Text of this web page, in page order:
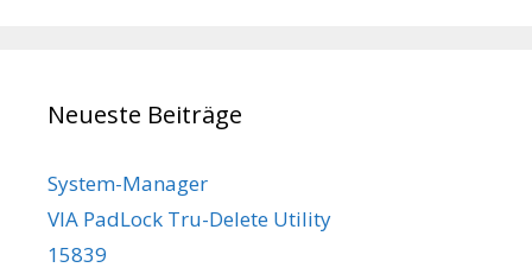
Neueste Beiträge
System-Manager
VIA PadLock Tru-Delete Utility
15839